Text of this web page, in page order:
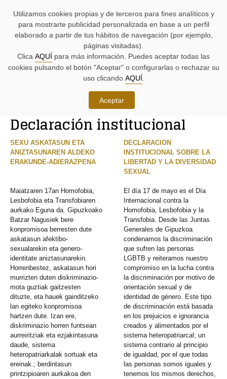
NAVEGACIÓN:
contenido.
parlamentaria.
parlamentarias.
MENÚS
PRINCIPAL
ACCESO
PÁGINA
CONTENIDO
PRINCIPAL
DE
LA
PÁGINA
Declaración institucional
SEXU ASKATASUN ETA
ANIZTASUNAREN ALDEKO
ERAKUNDE-ADIERAZPENA
DECLARACION
INSTITUCIONAL SOBRE LA
LIBERTAD Y LA DIVERSIDAD
SEXUAL
Maiatzaren 17an Homofobia,
Lesbofobia eta Transfobiaren
aurkako Eguna da. Gipuzkoako
Batzar Nagusiek bere
konpromisoa berresten dute
askatasun afektibo-
sexualarekin eta genero-
identitate aniztasunarekin.
Horrenbestez, askatasun hori
murrizten duten diskriminazio-
mota guztiak gaitzesten
dituzte, eta hauek gainditzeko
lan egiteko konpromisoa
hartzen dute. Izan ere,
diskriminazio horren funtsean
aurreiritziak eta ezjakintasuna
daude, sistema
heteropatriarkalak sortuak eta
ereinak.; berdintasun
printzipioaren aurkakoa den
El día 17 de mayo es el Día
Internacional contra la
Homofobia, Lesbofobia y la
Transfobia. Desde las Juntas
Generales de Gipuzkoa
condenamos la discriminación
que sufren las personas
LGBTB y reiteramos nuestro
compromiso en la lucha contra
la discriminación por motivo de
orientación sexual y de
identidad de género. Este tipo
de discriminación está basada
en los prejuicios e ignorancia
creados y alimentados por el
sistema heteropatriarcal; un
sistema contrario al principio
de igualdad, por el que todas
las personas somos iguales y
tenemos los mismos derechos,
Utilizamos cookies propias y de terceros para fines analíticos y
para mostrarte publicidad personalizada en base a un perfil
elaborado a partir de tus hábitos de navegación (por ejemplo,
páginas visitadas).
Clica AQUÍ para más información. Puedes aceptar todas las
cookies pulsando el botón "Aceptar" o configurarlas o rechazar su
uso clicando AQUÍ
Aceptar